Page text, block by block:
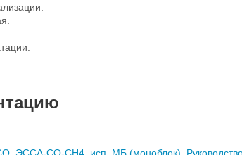
ЭССА-СО-СН4, исп. МБ (моноблок). Руководство